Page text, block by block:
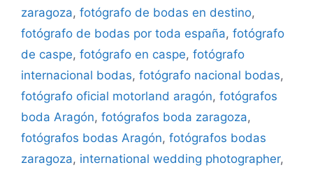
zaragoza, fotógrafo de bodas en destino,
fotógrafo de bodas por toda españa, fotógrafo
de caspe, fotógrafo en caspe, fotógrafo
internacional bodas, fotógrafo nacional bodas,
fotógrafo oficial motorland aragón, fotógrafos
boda Aragón, fotógrafos boda zaragoza,
fotógrafos bodas Aragón, fotógrafos bodas
zaragoza, international wedding photographer,